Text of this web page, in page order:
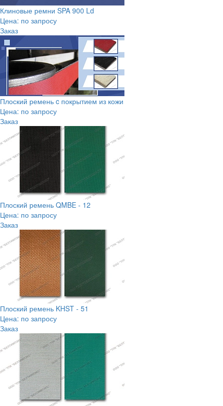
Клиновые ремни SPA 900 Ld
Цена: по запросу
Заказ
Плоский ремень c покрытием из кожи
Цена: по запросу
Заказ
Плоский ремень QMBE - 12
Цена: по запросу
Заказ
Плоский ремень KHST - 51
Цена: по запросу
Заказ